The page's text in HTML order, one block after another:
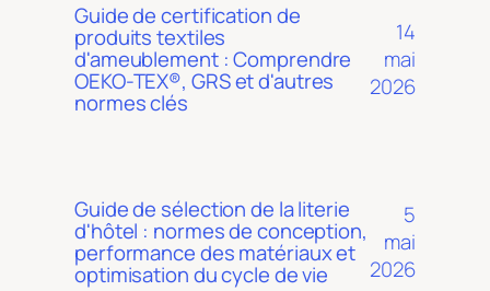
Guide de certification de
produits textiles
d'ameublement : Comprendre
OEKO-TEX®, GRS et d'autres
normes clés
14
mai
2026
Guide de sélection de la literie
d'hôtel : normes de conception,
performance des matériaux et
optimisation du cycle de vie
5
mai
2026